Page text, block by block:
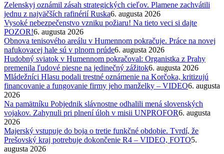
Zelenskyj oznámil zásah strategických cieľov. Plamene zachvátili
jednu z najväčších rafinérií Ruska6. augusta 2026
Vysoké nebezpečenstvo vzniku požiaru! Na tieto veci si dajte
POZOR!6. augusta 2026
Obnova tenisového areálu v Humennom pokračuje. Práce na novej
nafukovacej hale sú v plnom prúde6. augusta 2026
Hudobný sviatok v Humennom pokračoval: Organistka z Prahy
premenila ľudové piesne na jedinečný zážitok6. augusta 2026
Mládežníci Hlasu podali trestné oznámenie na Korčoka, kritizujú
financovanie a fungovanie firmy jeho manželky – VIDEO6. augusta
2026
Na pamätníku Pobjednik slávnostne odhalili mená slovenských
vojakov. Zahynuli pri plnení úloh v misii UNPROFOR6. augusta
2026
Majerský vstupuje do boja o tretie funkčné obdobie. Tvrdí, že
Prešovský kraj potrebuje dokončenie R4 – VIDEO, FOTO5.
augusta 2026